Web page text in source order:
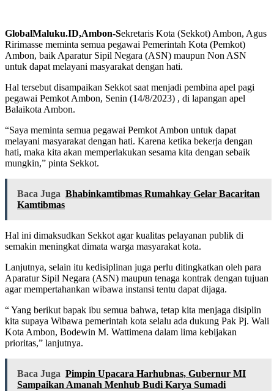
GlobalMaluku.ID,Ambon-Sekretaris Kota (Sekkot) Ambon, Agus
Ririmasse meminta semua pegawai Pemerintah Kota (Pemkot)
Ambon, baik Aparatur Sipil Negara (ASN) maupun Non ASN
untuk dapat melayani masyarakat dengan hati.
Hal tersebut disampaikan Sekkot saat menjadi pembina apel pagi
pegawai Pemkot Ambon, Senin (14/8/2023) , di lapangan apel
Balaikota Ambon.
“Saya meminta semua pegawai Pemkot Ambon untuk dapat
melayani masyarakat dengan hati. Karena ketika bekerja dengan
hati, maka kita akan memperlakukan sesama kita dengan sebaik
mungkin,” pinta Sekkot.
Baca Juga Bhabinkamtibmas Rumahkay Gelar Bacaritan
Kamtibmas
Hal ini dimaksudkan Sekkot agar kualitas pelayanan publik di
semakin meningkat dimata warga masyarakat kota.
Lanjutnya, selain itu kedisiplinan juga perlu ditingkatkan oleh para
Aparatur Sipil Negara (ASN) maupun tenaga kontrak dengan tujuan
agar mempertahankan wibawa instansi tentu dapat dijaga.
“ Yang berikut bapak ibu semua bahwa, tetap kita menjaga disiplin
kita supaya Wibawa pemerintah kota selalu ada dukung Pak Pj. Wali
Kota Ambon, Bodewin M. Wattimena dalam lima kebijakan
prioritas,” lanjutnya.
Baca Juga Pimpin Upacara Harhubnas, Gubernur MI
Sampaikan Amanah Menhub Budi Karya Sumadi